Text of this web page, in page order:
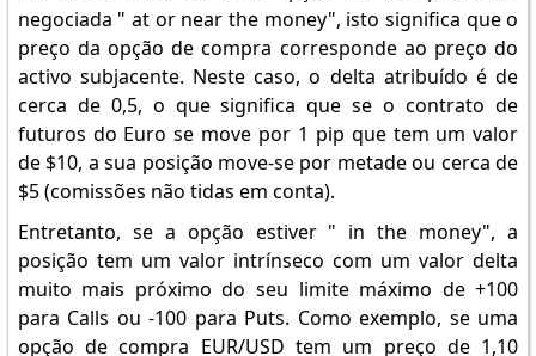
negociada " at or near the money", isto significa que o
preço da opção de compra corresponde ao preço do
activo subjacente. Neste caso, o delta atribuído é de
cerca de 0,5, o que significa que se o contrato de
futuros do Euro se move por 1 pip que tem um valor
de $10, a sua posição move-se por metade ou cerca de
$5 (comissões não tidas em conta).
Entretanto, se a opção estiver " in the money", a
posição tem um valor intrínseco com um valor delta
muito mais próximo do seu limite máximo de +100
para Calls ou -100 para Puts. Como exemplo, se uma
opção de compra EUR/USD tem um preço de 1,10